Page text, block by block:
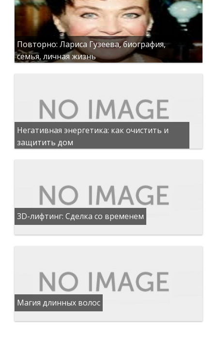
Повторно: Лариса Гузеева, биография,
семья, личная жизнь
Негативная энергетика: как очистить и
защитить дом
3D-лифтинг: Сделка со временем
Магия длинных волос